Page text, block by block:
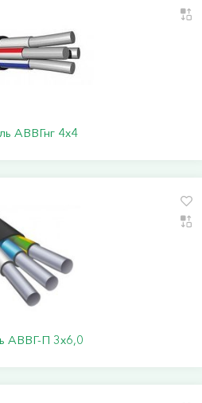
АВВГнг 4х4
АВВГ-П 3х6,0